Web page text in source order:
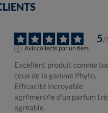
5/
Avis collecté par un tiers
Excellent produit comme
ceux de la gamme Phyto.
Efficacité incroyable
agrémentée d'un parfum
agréable.